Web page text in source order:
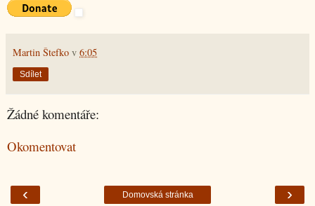
Martin Štefko v 6:05
Sdílet
Žádné komentáře:
Okomentovat
‹ ›
Domovská stránka